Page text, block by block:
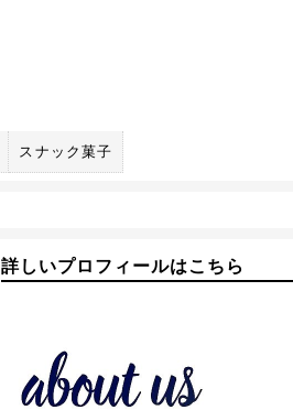
スナック菓子
詳しいプロフィールはこちら